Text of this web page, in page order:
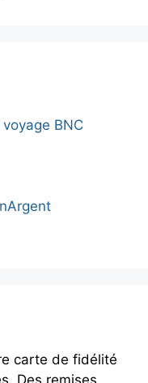
BNC
carte de fidélité